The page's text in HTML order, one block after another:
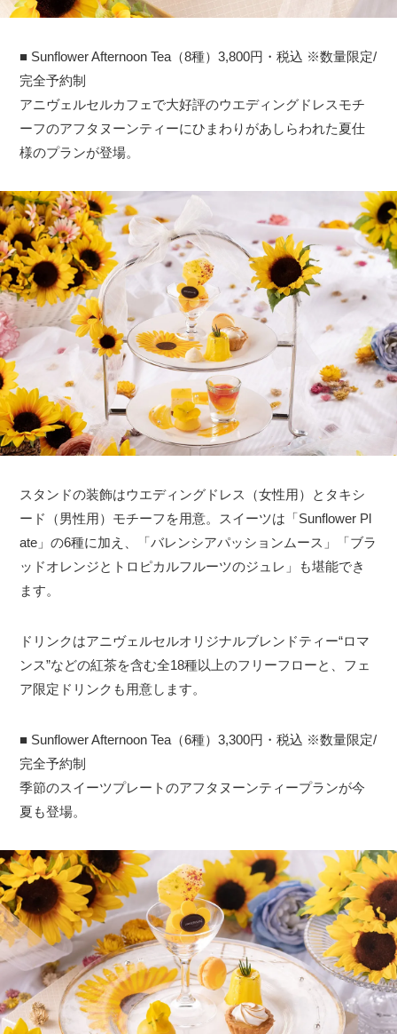
■ Sunflower Afternoon Tea（8種）3,800円・税込 ※数量限定/
完全予約制
アニヴェルセルカフェで大好評のウエディングドレスモチ
ーフのアフタヌーンティーにひまわりがあしらわれた夏仕
様のプランが登場。
スタンドの装飾はウエディングドレス（女性用）とタキシ
ード（男性用）モチーフを用意。スイーツは「Sunflower Pl
ate」の6種に加え、「バレンシアパッションムース」「ブラ
ッドオレンジとトロピカルフルーツのジュレ」も堪能でき
ます。
ドリンクはアニヴェルセルオリジナルブレンドティー“ロマ
ンス”などの紅茶を含む全18種以上のフリーフローと、フェ
ア限定ドリンクも用意します。
■ Sunflower Afternoon Tea（6種）3,300円・税込 ※数量限定/
完全予約制
季節のスイーツプレートのアフタヌーンティープランが今
夏も登場。